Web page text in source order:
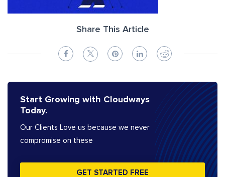
Share This Article
Start Growing with Cloudways
Today.
Our Clients Love us because we never
compromise on these
GET STARTED FREE